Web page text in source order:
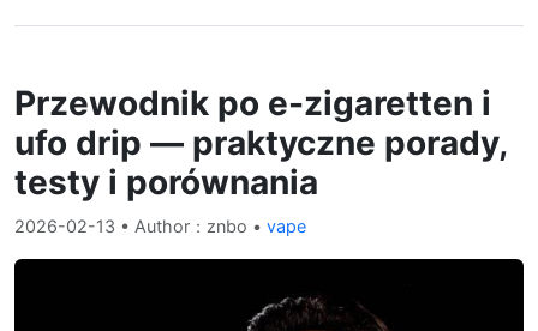
Przewodnik po e-zigaretten i
ufo drip — praktyczne porady,
testy i porównania
2026-02-13 • Author：znbo • vape